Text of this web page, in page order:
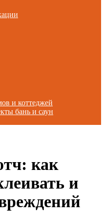
и коттеджей
бань и саун
как
и